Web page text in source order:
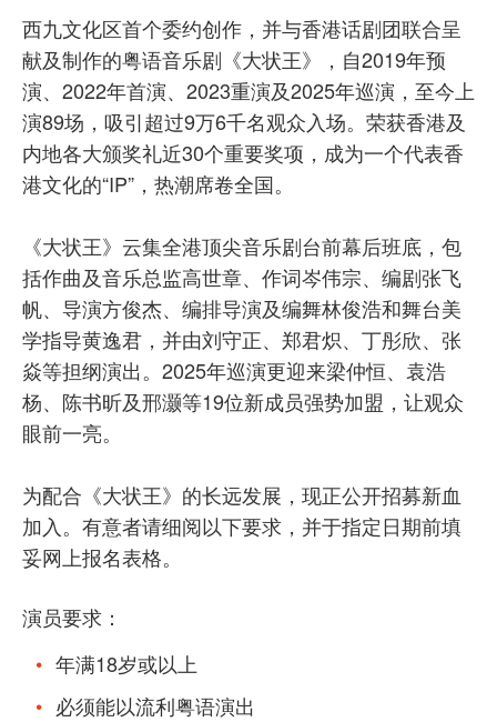
西九文化区首个委约创作，并与香港话剧团联合呈
献及制作的粤语音乐剧《大状王》，自2019年预
演、2022年首演、2023重演及2025年巡演，至今上
演89场，吸引超过9万6千名观众入场。荣获香港及
内地各大颁奖礼近30个重要奖项，成为一个代表香
港文化的“IP”，热潮席卷全国。
《大状王》云集全港顶尖音乐剧台前幕后班底，包
括作曲及音乐总监高世章、作词岑伟宗、编剧张飞
帆、导演方俊杰、编排导演及编舞林俊浩和舞台美
学指导黄逸君，并由刘守正、郑君炽、丁彤欣、张
焱等担纲演出。2025年巡演更迎来梁仲恒、袁浩
杨、陈书昕及邢灏等19位新成员强势加盟，让观众
眼前一亮。
为配合《大状王》的长远发展，现正公开招募新血
加入。有意者请细阅以下要求，并于指定日期前填
妥网上报名表格。
演员要求：
年满18岁或以上
必须能以流利粤语演出